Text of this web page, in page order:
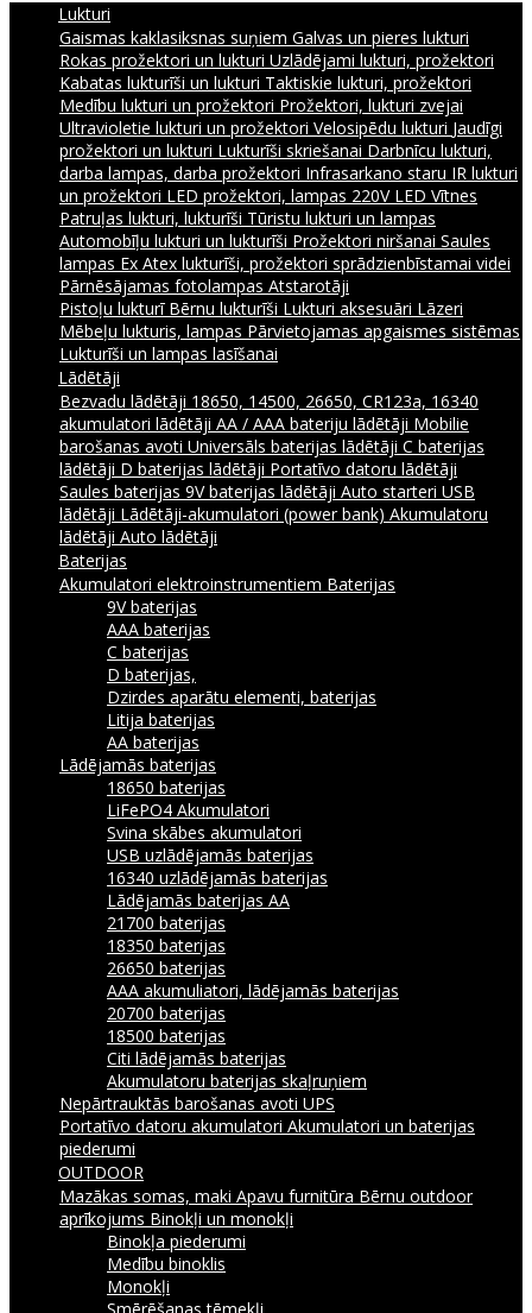
Lukturi
Gaismas kaklasiksnas suņiem Galvas un pieres lukturi
Rokas prožektori un lukturi Uzlādējami lukturi, prožektori
Kabatas lukturīši un lukturi Taktiskie lukturi, prožektori
Medību lukturi un prožektori Prožektori, lukturi zvejai
Ultravioletie lukturi un prožektori Velosipēdu lukturi Jaudīgi
prožektori un lukturi Lukturīši skriešanai Darbnīcu lukturi,
darba lampas, darba prožektori Infrasarkano staru IR lukturi
un prožektori LED prožektori, lampas 220V LED Vītnes
Patruļas lukturi, lukturīši Tūristu lukturi un lampas
Automobīļu lukturi un lukturīši Prožektori niršanai Saules
lampas Ex Atex lukturīši, prožektori sprādzienbīstamai videi
Pārnēsājamas fotolampas Atstarotāji
Pistoļu lukturī Bērnu lukturīši Lukturi aksesuāri Lāzeri
Mēbeļu lukturis, lampas Pārvietojamas apgaismes sistēmas
Lukturīši un lampas lasīšanai
Lādētāji
Bezvadu lādētāji 18650, 14500, 26650, CR123a, 16340
akumulatori lādētāji AA / AAA bateriju lādētāji Mobilie
barošanas avoti Universāls baterijas lādētāji C baterijas
lādētāji D baterijas lādētāji Portatīvo datoru lādētāji
Saules baterijas 9V baterijas lādētāji Auto starteri USB
lādētāji Lādētāji-akumulatori (power bank) Akumulatoru
lādētāji Auto lādētāji
Baterijas
Akumulatori elektroinstrumentiem Baterijas
9V baterijas
AAA baterijas
C baterijas
D baterijas,
Dzirdes aparātu elementi, baterijas
Litija baterijas
AA baterijas
Lādējamās baterijas
18650 baterijas
LiFePO4 Akumulatori
Svina skābes akumulatori
USB uzlādējamās baterijas
16340 uzlādējamās baterijas
Lādējamās baterijas AA
21700 baterijas
18350 baterijas
26650 baterijas
AAA akumuliatori, lādējamās baterijas
20700 baterijas
18500 baterijas
Citi lādējamās baterijas
Akumulatoru baterijas skaļruņiem
Nepārtrauktās barošanas avoti UPS
Portatīvo datoru akumulatori Akumulatori un baterijas
piederumi
OUTDOOR
Mazākas somas, maki Apavu furnitūra Bērnu outdoor
aprīkojums Binokļi un monokļi
Binokļa piederumi
Medību binoklis
Monokļi
Smērēšanas tēmekļi